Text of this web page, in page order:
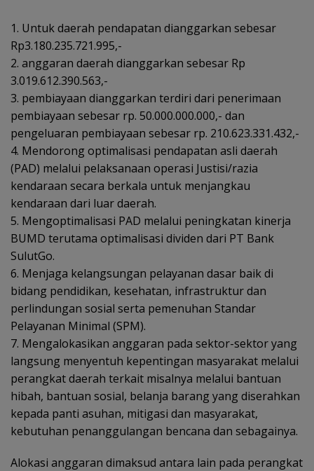
1. Untuk daerah pendapatan dianggarkan sebesar
Rp3.180.235.721.995,-
2. anggaran daerah dianggarkan sebesar Rp
3.019.612.390.563,-
3. pembiayaan dianggarkan terdiri dari penerimaan
pembiayaan sebesar rp. 50.000.000.000,- dan
pengeluaran pembiayaan sebesar rp. 210.623.331.432,-
4. Mendorong optimalisasi pendapatan asli daerah
(PAD) melalui pelaksanaan operasi Justisi/razia
kendaraan secara berkala untuk menjangkau
kendaraan dari luar daerah.
5. Mengoptimalisasi PAD melalui peningkatan kinerja
BUMD terutama optimalisasi dividen dari PT Bank
SulutGo.
6. Menjaga kelangsungan pelayanan dasar baik di
bidang pendidikan, kesehatan, infrastruktur dan
perlindungan sosial serta pemenuhan Standar
Pelayanan Minimal (SPM).
7. Mengalokasikan anggaran pada sektor-sektor yang
langsung menyentuh kepentingan masyarakat melalui
perangkat daerah terkait misalnya melalui bantuan
hibah, bantuan sosial, belanja barang yang diserahkan
kepada panti asuhan, mitigasi dan masyarakat,
kebutuhan penanggulangan bencana dan sebagainya.
Alokasi anggaran dimaksud antara lain pada perangkat